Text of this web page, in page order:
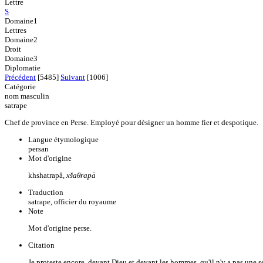
Lettre
S
Domaine1
Lettres
Domaine2
Droit
Domaine3
Diplomatie
Précédent [5485] Suivant [1006]
Catégorie
nom masculin
satrape
Chef de province en Perse. Employé pour désigner un homme fier et despotique.
Langue étymologique
persan
Mot d'origine
khshatrapâ, xšaθrapā
Traduction
satrape, officier du royaume
Note
Mot d'origine perse.
Citation